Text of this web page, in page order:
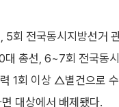
5회 전국동시지방선거
총선, 6~7회 전국동
1회 이상 △별건으로
대상에서 배제됐다.